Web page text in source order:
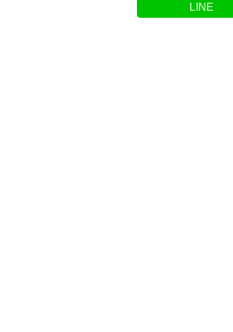
LINE